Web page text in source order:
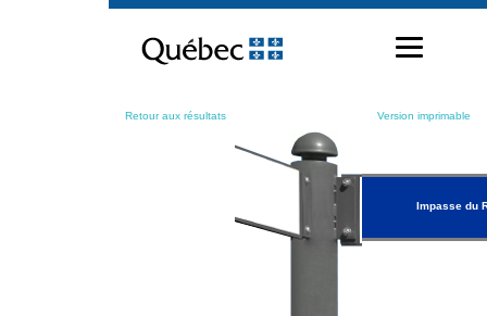
contenu
Retour aux résultats Version imprimable
Impasse du